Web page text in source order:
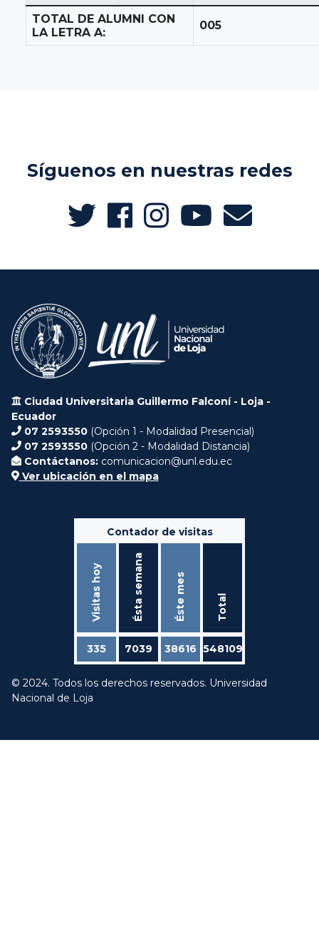
TOTAL DE ALUMNI CON
LA LETRA A:
005
Síguenos en nuestras redes
Ciudad Universitaria Guillermo Falconí - Loja -
Ecuador
07 2593550 (Opción 1 - Modalidad Presencial)
07 2593550 (Opción 2 - Modalidad Distancia)
Contáctanos: comunicacion@unl.edu.ec
Ver ubicación en el mapa
Contador de visitas
Visitas hoy Ésta semana Éste mes Total
335 7039 38616 548109
© 2024. Todos los derechos reservados. Universidad
Nacional de Loja